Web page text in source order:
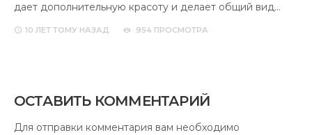
дает дополнительную красоту и делает общий вид…
10 ЛЕТ ТОМУ НАЗАД 954 ПРОСМОТРА
ОСТАВИТЬ КОММЕНТАРИЙ
Для отправки комментария вам необходимо